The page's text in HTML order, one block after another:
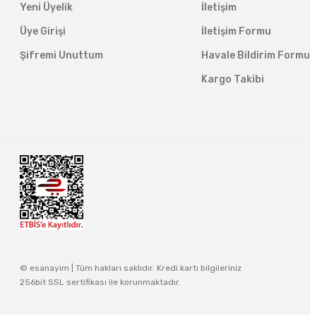
Yeni Üyelik
Üye Girişi
Şifremi Unuttum
İletişim
İletişim Formu
Havale Bildirim Formu
Kargo Takibi
© esanayim | Tüm hakları saklıdır. Kredi kartı bilgileriniz
256bit SSL sertifikası ile korunmaktadır.